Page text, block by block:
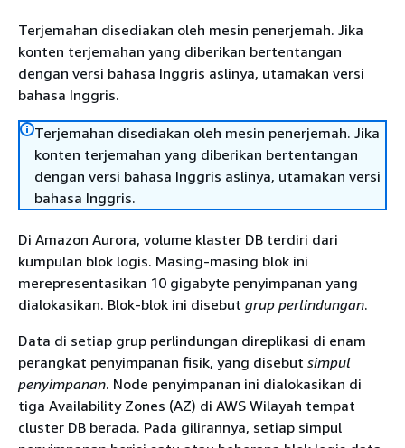
Terjemahan disediakan oleh mesin penerjemah. Jika
konten terjemahan yang diberikan bertentangan
dengan versi bahasa Inggris aslinya, utamakan versi
bahasa Inggris.
Terjemahan disediakan oleh mesin penerjemah. Jika
konten terjemahan yang diberikan bertentangan
dengan versi bahasa Inggris aslinya, utamakan versi
bahasa Inggris.
Di Amazon Aurora, volume klaster DB terdiri dari
kumpulan blok logis. Masing-masing blok ini
merepresentasikan 10 gigabyte penyimpanan yang
dialokasikan. Blok-blok ini disebut grup perlindungan.
Data di setiap grup perlindungan direplikasi di enam
perangkat penyimpanan fisik, yang disebut simpul
penyimpanan. Node penyimpanan ini dialokasikan di
tiga Availability Zones (AZ) di AWS Wilayah tempat
cluster DB berada. Pada gilirannya, setiap simpul